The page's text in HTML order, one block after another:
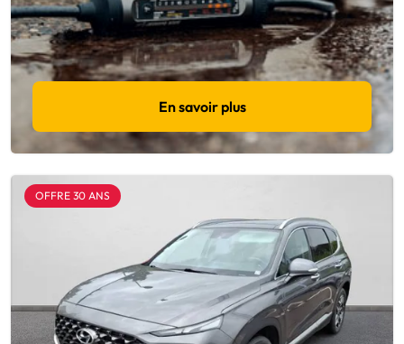
En savoir plus
OFFRE 30 ANS